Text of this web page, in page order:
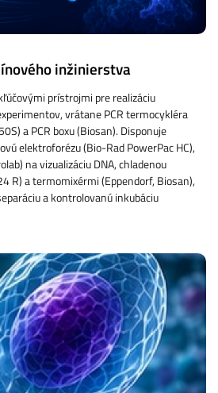
inžinierstva
prístrojmi pre realizáciu
vrátane PCR termocykléra
a PCR boxu (Biosan). Disponuje
elektroforézu (Bio-Rad PowerPac HC),
na vizualizáciu DNA, chladenou
R) a termomixérmi (Eppendorf, Biosan),
a kontrolovanú inkubáciu